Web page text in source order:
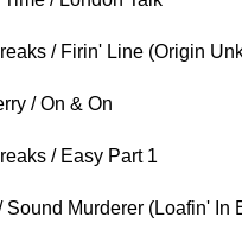
/ Firin' Line (Origin
/ On & On
/ Easy Part 1
Sound Murderer (Loafin' In